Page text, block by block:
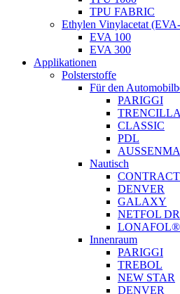
TPU FABRIC
Ethylen Vinylacetat
EVA 100
EVA 300
Applikationen
Polsterstoffe
Für den
PARIGGI
TRENCILLA
CLASSIC
PDL
Nautisch
DENVER
GALAXY
NETFOL
Innenraum
PARIGGI
TREBOL
NEW STAR
DENVER